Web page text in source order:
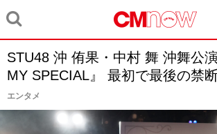
STU48 沖 侑果・中村 舞 沖舞公
MY SPECIAL』 最初で最後の禁
エンタメ